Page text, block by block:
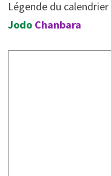
Légende du calendrier
Jodo Chanbara